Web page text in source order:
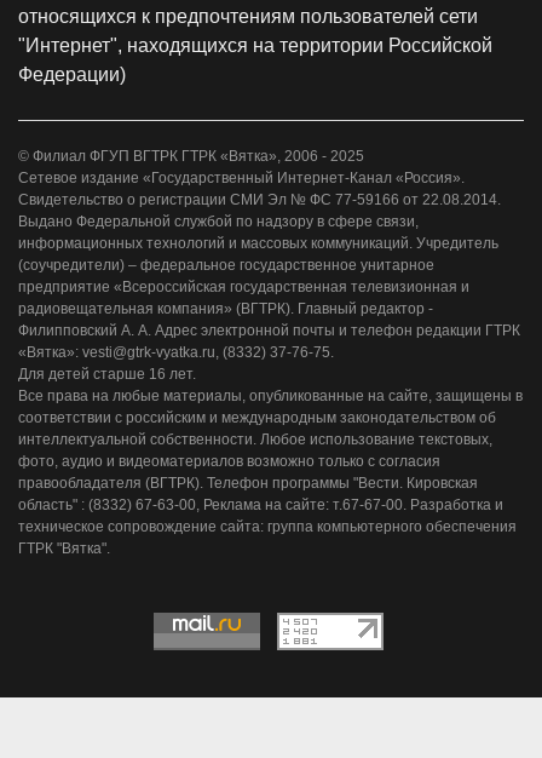
относящихся к предпочтениям пользователей сети
"Интернет", находящихся на территории Российской
Федерации)
© Филиал ФГУП ВГТРК ГТРК «Вятка», 2006 - 2025
Сетевое издание «Государственный Интернет-Канал «Россия».
Свидетельство о регистрации СМИ Эл № ФС 77-59166 от 22.08.2014.
Выдано Федеральной службой по надзору в сфере связи,
информационных технологий и массовых коммуникаций. Учредитель
(соучредители) – федеральное государственное унитарное
предприятие «Всероссийская государственная телевизионная и
радиовещательная компания» (ВГТРК). Главный редактор -
Филипповский А. А. Адрес электронной почты и телефон редакции ГТРК
«Вятка»: vesti@gtrk-vyatka.ru, (8332) 37-76-75.
Для детей старше 16 лет.
Все права на любые материалы, опубликованные на сайте, защищены в
соответствии с российским и международным законодательством об
интеллектуальной собственности. Любое использование текстовых,
фото, аудио и видеоматериалов возможно только с согласия
правообладателя (ВГТРК). Телефон программы "Вести. Кировская
область" : (8332) 67-63-00, Реклама на сайте: т.67-67-00. Разработка и
техническое сопровождение сайта: группа компьютерного обеспечения
ГТРК "Вятка".